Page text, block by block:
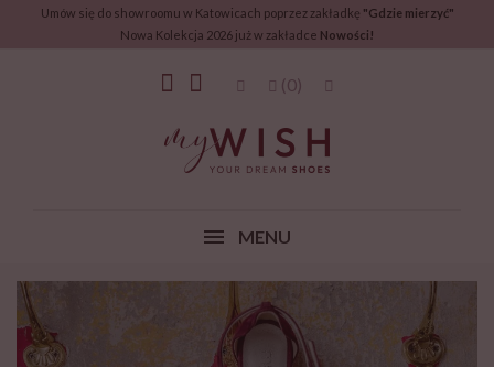
Umów się do showroomu w Katowicach poprzez zakładkę "Gdzie mierzyć"
Nowa Kolekcja 2026 już w zakładce Nowości!
(0)
MENU